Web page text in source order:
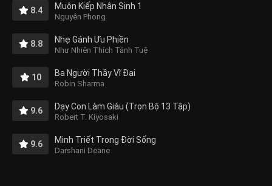
8.4 Muôn Kiếp Nhân Sinh 1
Nguyên Phong
8.8 Nhẹ Gánh Ưu Phiền
Như Nhiên Thích Tánh Tuệ
10 Ba Người Thầy Vĩ Đại
Robin Sharma
9.6 Dạy Con Làm Giàu (Trọn Bộ 13 Tập)
Robert T. Kiyosaki
9.6 Minh Triết Trong Đời Sống
Darshani Deane